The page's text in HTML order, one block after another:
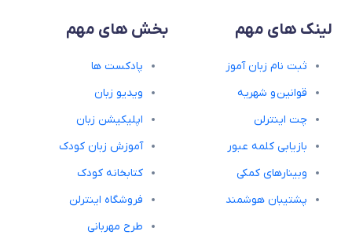
لینک های مهم
ثبت نام زبان آموز
قوانین و شهریه
چت اینترلن
بازیابی کلمه عبور
وبینارهای کمکی
پشتیبان هوشمند
بخش های مهم
پادکست ها
ویدیو زبان
اپلیکیشن زبان
آموزش زبان کودک
کتابخانه کودک
فروشگاه اینترلن
طرح مهربانی